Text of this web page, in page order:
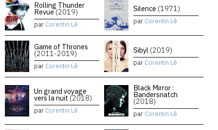
Rolling Thunder
Revue(2019)
par Corentin Lê
Silence (1971)
par Corentin Lê
Game of Thrones
(2011-2019)
par Corentin Lê
Sibyl (2019)
par Corentin Lê
Un grand voyage
vers la nuit (2018)
par Corentin Lê
Black Mirror :
Bandersnatch
(2018)
par Corentin Lê